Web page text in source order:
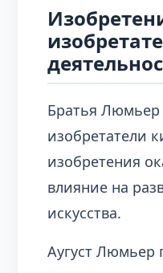
Братья Люмьер
изобретатели
изобретения
влияние на
искусства.
Аугуст Люмьер